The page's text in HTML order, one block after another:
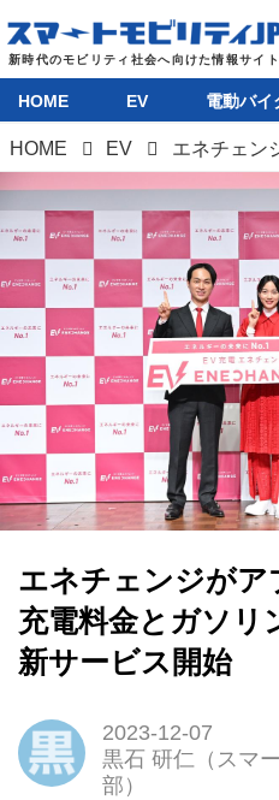
HOME EV 電動バイ
HOME EV
エネチェンジがア
充電料金とガソリ
新サービス開始
2023-12-07
黒石 研仁（スマ
部）